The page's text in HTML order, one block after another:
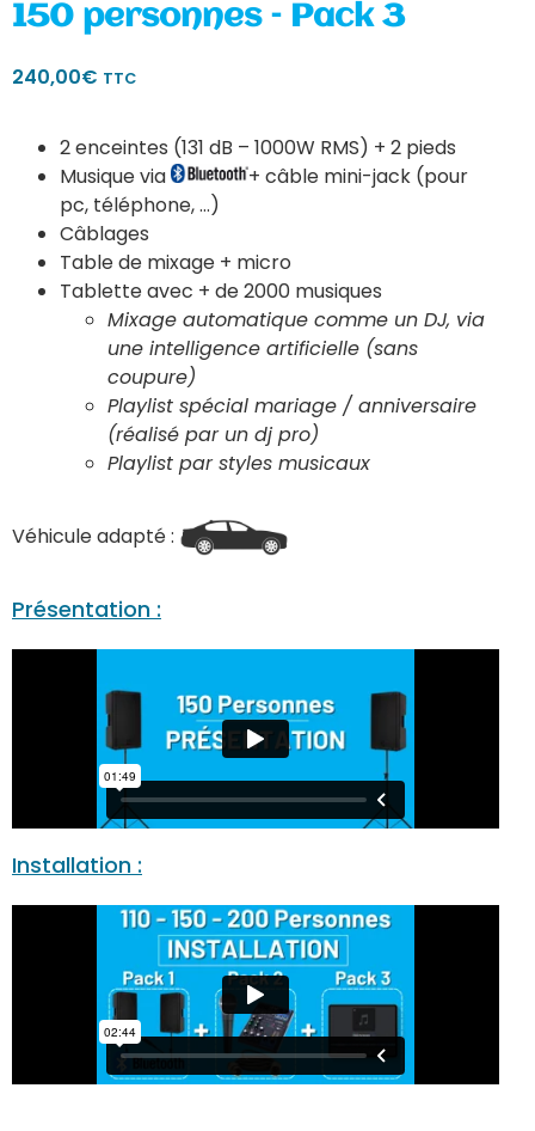
150 personnes – Pack 3
240,00€ TTC
2 enceintes (131 dB – 1000W RMS) + 2 pieds
Musique via
+ câble mini-jack (pour
pc, téléphone, …)
Câblages
Table de mixage + micro
Tablette avec + de 2000 musiques
Mixage automatique comme un DJ, via
une intelligence artificielle (sans
coupure)
Playlist spécial mariage / anniversaire
(réalisé par un dj pro)
Playlist par styles musicaux
Véhicule adapté :
Présentation :
Installation :